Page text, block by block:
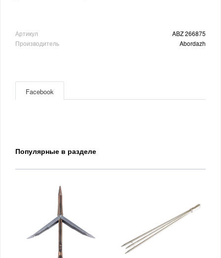
Артикул
ABZ 266875
Производитель
Abordazh
Facebook
Популярные в разделе